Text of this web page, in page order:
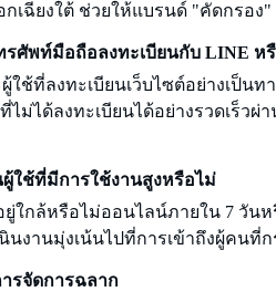
กเฉียงใต้ ช่วยให้แบรนด์ "คัดกรอง
รศัพท์มือถือลงทะเบียนกับ LINE ห
ช้ที่ลงทะเบียนเว็บไซต์อย่างเป็นท
ม่ได้ลงทะเบียนได้อย่างรวดเร็ว
ใช้ที่มีการใช้งานสูงหรือไม่
ยู่ใกล้หรือไม่ออนไลน์ภายใน 7 วัน
นงานมุ่งเน้นไปที่การเข้าถึงผู้คนที่
รจัดการฉลาก